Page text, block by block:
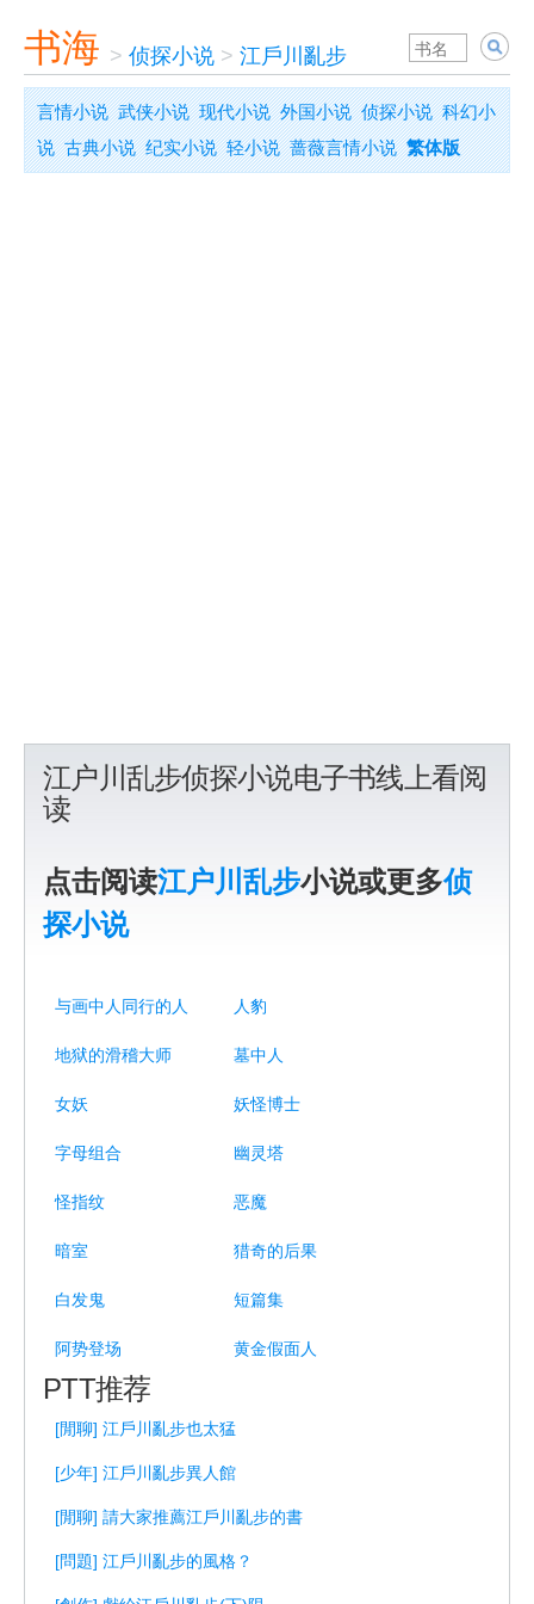
书海 > 侦探小说 > 江戶川亂步
言情小说 武侠小说 现代小说 外国小说 侦探小说 科幻小
说 古典小说 纪实小说 轻小说 蔷薇言情小说 繁体版
江户川乱步侦探小说电子书线上看阅
读
点击阅读江户川乱步小说或更多侦
探小说
与画中人同行的人 人豹
地狱的滑稽大师 墓中人
女妖 妖怪博士
字母组合 幽灵塔
怪指纹 恶魔
暗室 猎奇的后果
白发鬼 短篇集
阿势登场 黄金假面人
PTT推荐
[閒聊] 江戶川亂步也太猛
[少年] 江戶川亂步異人館
[閒聊] 請大家推薦江戶川亂步的書
[問題] 江戶川亂步的風格？